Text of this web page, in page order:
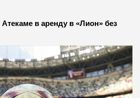
в аренду в «Лион» без